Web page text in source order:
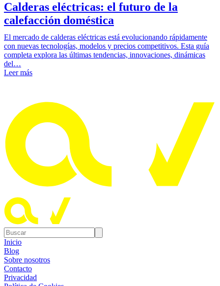
Calderas eléctricas: el futuro de la
calefacción doméstica
El mercado de calderas eléctricas está evolucionando rápidamente
con nuevas tecnologías, modelos y precios competitivos. Esta guía
completa explora las últimas tendencias, innovaciones, dinámicas
del…
Leer más
Inicio
Blog
Sobre nosotros
Contacto
Privacidad